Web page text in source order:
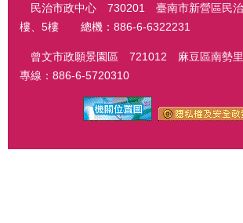
民治市政中心 730201 臺南市新營區民治
樓、5樓 總機：886-6-6322231
曾文市政願景園區 721012 麻豆區南
專線：886-6-5720310